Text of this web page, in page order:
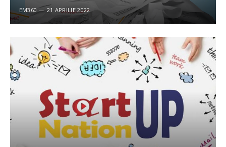
EM360 21 APRILIE 2022